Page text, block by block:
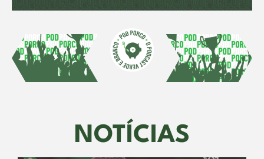
NOTÍCIAS